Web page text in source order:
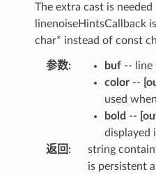
The extra cast is needed
linenoiseHintsCallback
char* instead of const
参数: buf-- line
color--
used
bold --
displayed
返回 :
string
is persistent